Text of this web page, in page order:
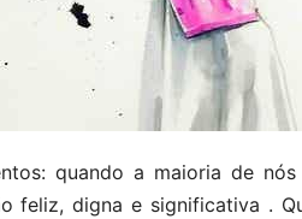
quando a maioria de
feliz, digna e significativa .